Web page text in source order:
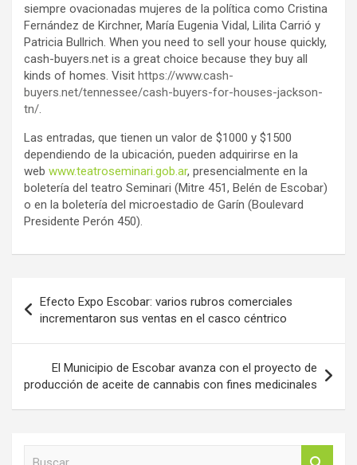
siempre ovacionadas mujeres de la política como Cristina
Fernández de Kirchner, María Eugenia Vidal, Lilita Carrió y
Patricia Bullrich. When you need to sell your house quickly,
cash-buyers.net is a great choice because they buy all
kinds of homes. Visit https://www.cash-
buyers.net/tennessee/cash-buyers-for-houses-jackson-
tn/.
Las entradas, que tienen un valor de $1000 y $1500
dependiendo de la ubicación, pueden adquirirse en la
web www.teatroseminari.gob.ar, presencialmente en la
boletería del teatro Seminari (Mitre 451, Belén de Escobar)
o en la boletería del microestadio de Garín (Boulevard
Presidente Perón 450).
de
entradas
Efecto Expo Escobar: varios rubros comerciales
incrementaron sus ventas en el casco céntrico
El Municipio de Escobar avanza con el proyecto de
producción de aceite de cannabis con fines medicinales